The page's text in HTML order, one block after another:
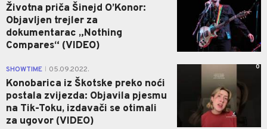
Životna priča Šinejd O’Konor:
Objavljen trejler za
dokumentarac „Nothing
Compares“ (VIDEO)
SHOWTIME 05.09.2022.
Konobarica iz Škotske preko noći
postala zvijezda: Objavila pjesmu
na Tik-Toku, izdavači se otimali
za ugovor (VIDEO)
0